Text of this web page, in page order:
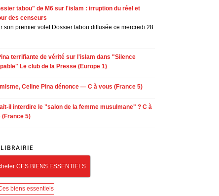
tabou" de M6 sur l'islam : irruption du réel et
des censeurs
son premier volet Dossier tabou diffusée ce mercredi 28
terrifiante de vérité sur l'islam dans "Silence
Le club de la Presse (Europe 1)
Celine Pina dénonce — C à vous (France 5)
il interdire le "salon de la femme musulmane" ? C à
(France 5)
CES BIENS ESSENTIELS